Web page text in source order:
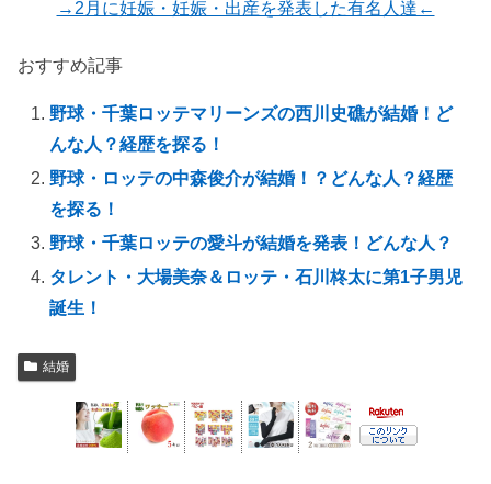
→2月に妊娠・妊娠・出産を発表した有名人達←
おすすめ記事
野球・千葉ロッテマリーンズの西川史礁が結婚！ど
んな人？経歴を探る！
野球・ロッテの中森俊介が結婚！？どんな人？経歴
を探る！
野球・千葉ロッテの愛斗が結婚を発表！どんな人？
タレント・大場美奈＆ロッテ・石川柊太に第1子男児
誕生！
結婚